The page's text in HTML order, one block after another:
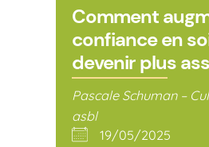
Comment
confiance en
devenir plus
Pascale Schuman –
asbl
19/05/2025